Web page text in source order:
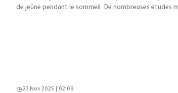
de jeûne pendant le sommeil. De nombreuses études
27 Nov 2025 | 02:09